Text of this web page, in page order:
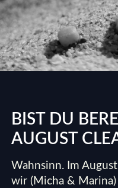
BIST DU
AUGUST
Wahnsinn. Im
wir (Micha &